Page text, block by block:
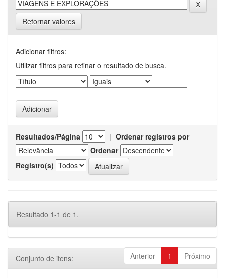
Retornar valores
Adicionar filtros:
Utilizar filtros para refinar o resultado de busca.
Resultados/Página | Ordenar registros por
Ordenar
Registro(s)
Resultado 1-1 de 1.
Anterior 1 Próximo
Conjunto de itens: